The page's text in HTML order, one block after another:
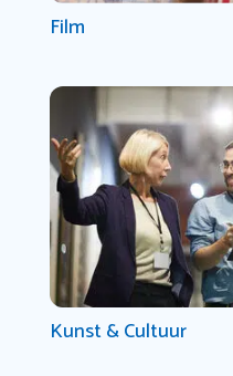
Film
Kunst & Cultuur